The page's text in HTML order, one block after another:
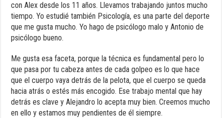
con Alex desde los 11 años. Llevamos trabajando juntos mucho
tiempo. Yo estudié también Psicología, es una parte del deporte
que me gusta mucho. Yo hago de psicólogo malo y Antonio de
psicólogo bueno.
Me gusta esa faceta, porque la técnica es fundamental pero lo
que pasa por tu cabeza antes de cada golpeo es lo que hace
que el cuerpo vaya detrás de la pelota, que el cuerpo se queda
hacia atrás o estés más encogido. Ese trabajo mental que hay
detrás es clave y Alejandro lo acepta muy bien. Creemos mucho
en ello y estamos muy pendientes de él siempre.